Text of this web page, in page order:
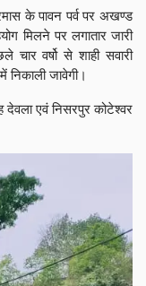
के पावन पर्व पर अखण्ड
मिलने पर लगातार जारी
वर्षो से शाही सवारी
निकाली जावेगी।
एवं निसरपुर कोटेश्वर